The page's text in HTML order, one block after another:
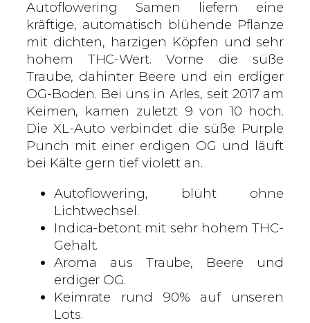
s
–
A
u
t
o
f
l
o
w
Autoflowering Samen liefern eine
kräftige, automatisch blühende Pflanze
mit dichten, harzigen Köpfen und sehr
hohem THC-Wert. Vorne die süße
Traube, dahinter Beere und ein erdiger
OG-Boden. Bei uns in Arles, seit 2017 am
Keimen, kamen zuletzt 9 von 10 hoch.
Die XL-Auto verbindet die süße Purple
Punch mit einer erdigen OG und läuft
bei Kälte gern tief violett an.
Autoflowering, blüht ohne
Lichtwechsel.
Indica-betont mit sehr hohem THC-
Gehalt.
Aroma aus Traube, Beere und
erdiger OG.
Keimrate rund 90% auf unseren
Lots.